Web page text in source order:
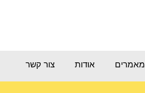
מאמרים אודות צור קשר